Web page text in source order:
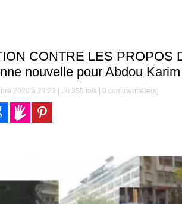
CONTRE LES PROPOS
nouvelle pour Abdou
2020 à 23:23 | Lu 355 fois |0 commentaire(s)